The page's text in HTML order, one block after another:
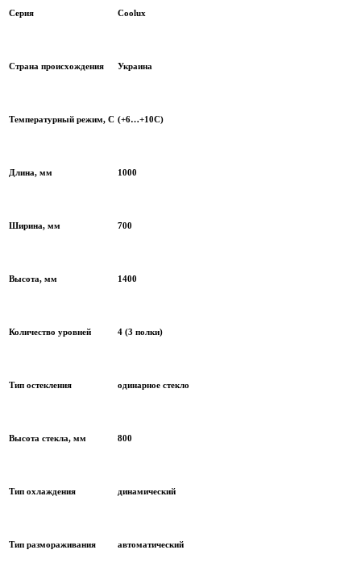
Серия Coolux
Страна происхождения Украина
Температурный режим, С (+6…+10С)
Длина, мм 1000
Ширина, мм 700
Высота, мм 1400
Количество уровней 4 (3 полки)
Тип остекления одинарное стекло
Высота стекла, мм 800
Тип охлаждения динамический
Тип размораживания автоматический